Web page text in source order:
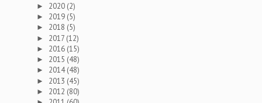
► 2020 (2)
► 2019 (5)
► 2018 (5)
► 2017 (12)
► 2016 (15)
► 2015 (48)
► 2014(48)
► 2013 (45)
► 2012 (80)